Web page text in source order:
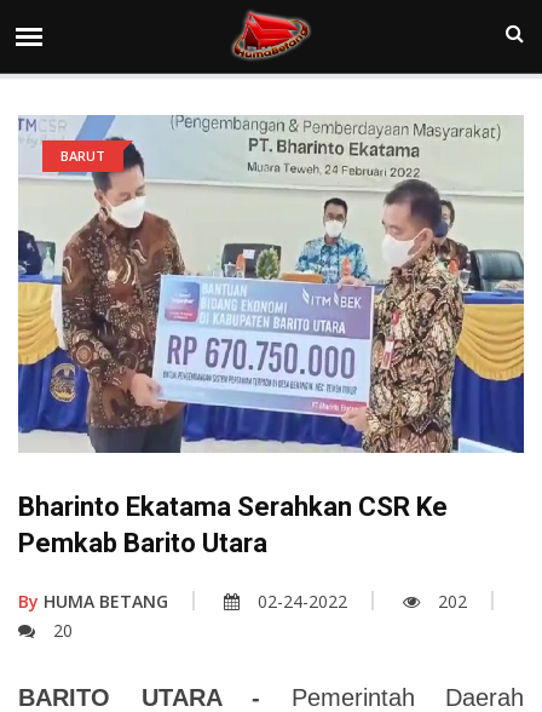
BARUT
Bharinto Ekatama Serahkan CSR Ke
Pemkab Barito Utara
By HUMA BETANG 02-24-2022
202
20
BARITO UTARA - Pemerintah Daerah